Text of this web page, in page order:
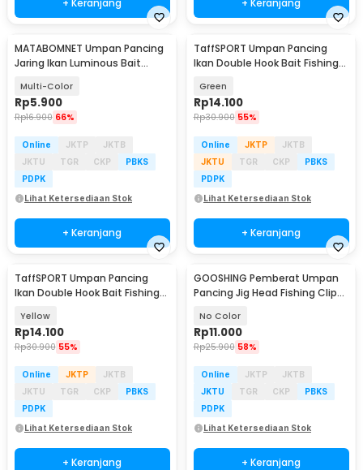
MATABOMNET Umpan Pancing
Jaring Ikan Luminous Bait
Multi-Color
Rp5.900
Rp16.900 66%
Online JKTP
JKTB
JKTU
TGR CKP
PBKS
PDPK
Lihat Ketersediaan Stok
+ Keranjang
TaffSPORT Umpan Pancing
Ikan Double Hook Bait Fishing
Green
Rp14.100
Rp30.900 55%
Online JKTP
JKTB
JKTU
TGR CKP
PBKS
PDPK
Lihat Ketersediaan Stok
+ Keranjang
TaffSPORT Umpan Pancing
Ikan Double Hook Bait Fishing
Yellow
Rp14.100
Rp30.900 55%
Online JKTP
JKTB
JKTU
TGR CKP
PBKS
PDPK
Lihat Ketersediaan Stok
+ Keranjang
GOOSHING Pemberat Umpan
Pancing Jig Head Fishing Clip
No Color
Rp11.000
Rp25.900 58%
Online JKTP
JKTB
JKTU
TGR CKP
PBKS
PDPK
Lihat Ketersediaan Stok
+ Keranjang